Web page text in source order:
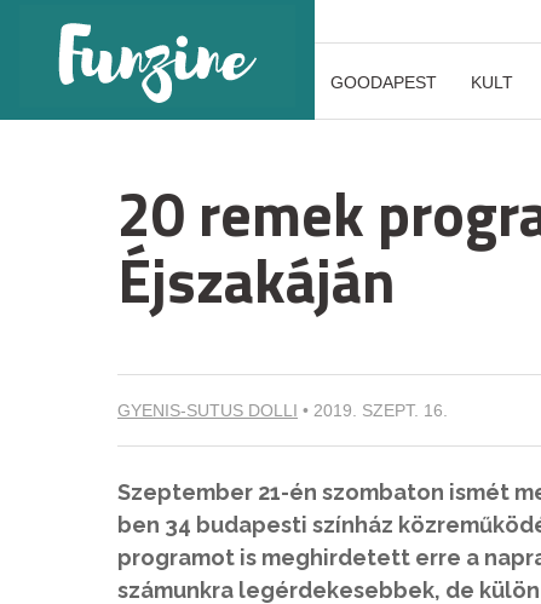
GOODAPEST KULT
20 remek
Éjszakáján
GYENIS-SUTUS DOLLI • 2019. SZEPT. 16.
Szeptember 21-én szombaton ismét
ben 34 budapesti színház
programot is meghirdetett erre a
számunkra legérdekesebbek, de